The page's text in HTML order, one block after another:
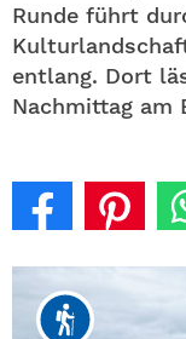
Runde führt
entlang. Dort
Nachmittag am